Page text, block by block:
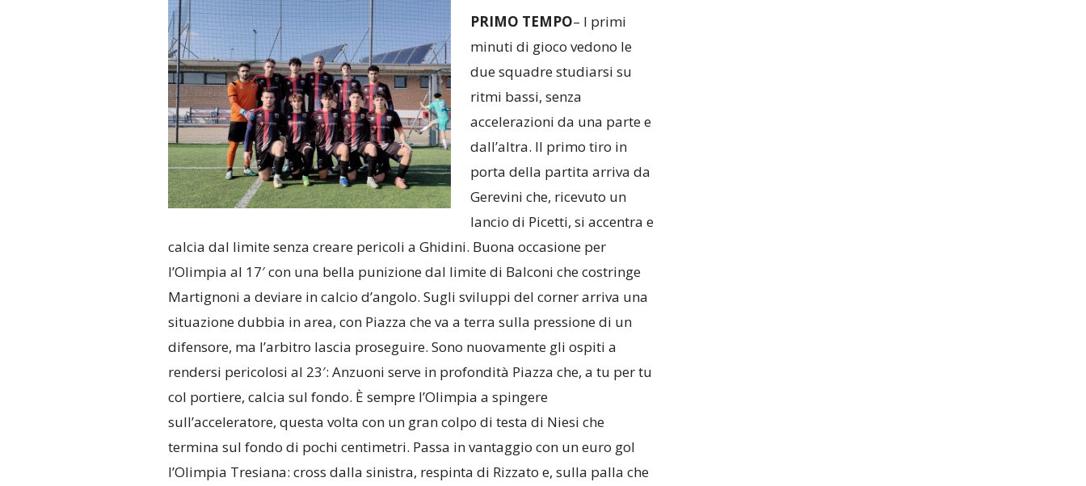
PRIMO TEMPO– I primi
minuti di gioco vedono le
due squadre studiarsi su
ritmi bassi, senza
accelerazioni da una parte e
dall’altra. Il primo tiro in
porta della partita arriva da
Gerevini che, ricevuto un
lancio di Picetti, si accentra e
calcia dal limite senza creare pericoli a Ghidini. Buona occasione per
l’Olimpia al 17′ con una bella punizione dal limite di Balconi che costringe
Martignoni a deviare in calcio d’angolo. Sugli sviluppi del corner arriva una
situazione dubbia in area, con Piazza che va a terra sulla pressione di un
difensore, ma l’arbitro lascia proseguire. Sono nuovamente gli ospiti a
rendersi pericolosi al 23′: Anzuoni serve in profondità Piazza che, a tu per tu
col portiere, calcia sul fondo. È sempre l’Olimpia a spingere
sull’acceleratore, questa volta con un gran colpo di testa di Niesi che
termina sul fondo di pochi centimetri. Passa in vantaggio con un euro gol
l’Olimpia Tresiana: cross dalla sinistra, respinta di Rizzato e, sulla palla che